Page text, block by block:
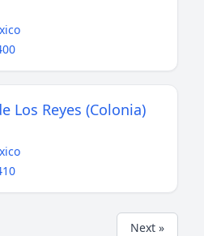
Los Reyes (Colonia)
Next »